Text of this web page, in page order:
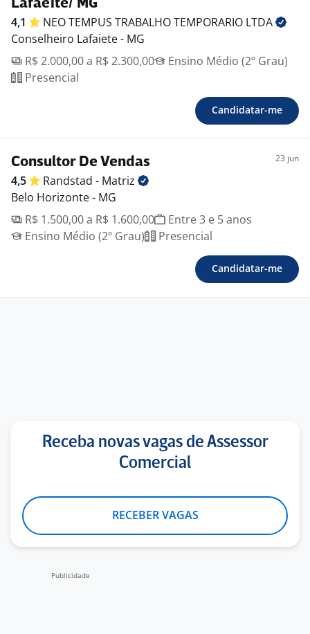
Lafaeite/ MG
4,1 NEO TEMPUS TRABALHO TEMPORARIO LTDA
Conselheiro Lafaiete - MG
R$ 2.000,00 a R$ 2.300,00
Ensino Médio (2º Grau)
Presencial
Candidatar-me
Consultor De Vendas 23 jun
4,5 Randstad - Matriz
Belo Horizonte - MG
R$ 1.500,00 a R$ 1.600,00
Entre 3 e 5 anos
Ensino Médio (2º Grau)
Presencial
Candidatar-me
Receba novas vagas de Assessor
Comercial
RECEBER VAGAS